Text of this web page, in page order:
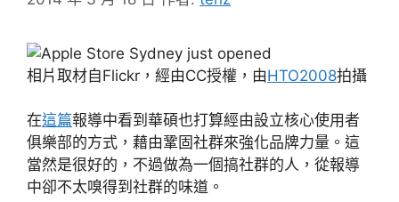
相片取材自Flickr，經由CC授權，由HTO2008拍攝
在這篇報導中看到華碩也打算經由設立核心使用者
俱樂部的方式，藉由鞏固社群來強化品牌力量。這
當然是很好的，不過做為一個搞社群的人，從報導
中卻不太嗅得到社群的味道。